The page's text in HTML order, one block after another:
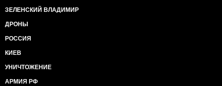
ЗЕЛЕНСКИЙ ВЛАДИМИР
ДРОНЫ
РОССИЯ
КИЕВ
УНИЧТОЖЕНИЕ
АРМИЯ РФ